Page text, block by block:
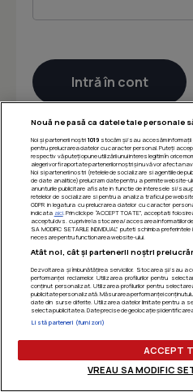
Nouă ne pasă ca datele tale personale
Noi și partenerii noștri 1019stocăm și/sau accesăm informații
pentru prelucrarea datelor cu caracter personal. Puteți
respectiv vă puteți opune utilizării unui interes legitim în orice
alegeri vor fi raportate partenerilor noștri și nu vă vor afecta
Noi si partenerii nostri (retelele de socializare si agentiile de
de date analitice) prelucram date pentru a permite
anunturile publicitare afisate in functie de interesele si/
retelelor de socializare si pentru a analiza traficul pe
GDPR in legatura cu prelucrarea datelor cu caracter
indicata aici. Prin click pe “ACCEPT TOATE”, acceptati
acceptul dvs. cu privire la stocarea/accesarea informatiilor de
SA MODIFIC SETARILE INDIVIDUAL” puteti schimba
necesare pentru functionarea website-ului.
Atât noi, cât și partenerii noștri
Dezvoltarea și îmbunătățirea serviciilor. Stocarea și/sau
performanței reclamelor. Utilizarea profilurilor pentru
conținut personalizat. Utilizarea profilurilor pentru
publicitate personalizată. Măsurarea performanței
date din surse diferite. Utilizarea datelor limitate pentru a
selecta publicitatea. Date precise de geolocație și
Listă parteneri (furnizori)
ACCEPT
VREAU SA MODIFIC